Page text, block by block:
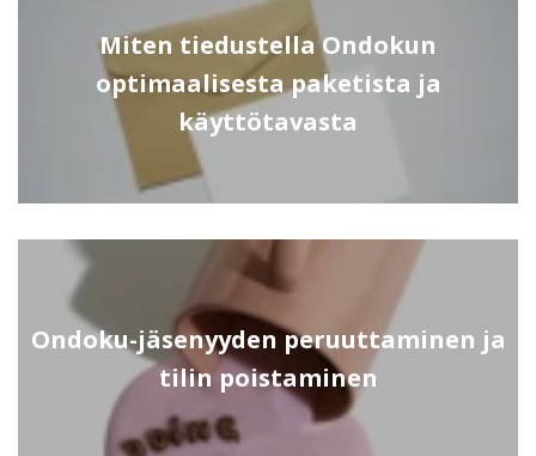
Miten tiedustella Ondokun
optimaalisesta paketista ja
käyttötavasta
Ondoku-jäsenyyden peruuttaminen ja
tilin poistaminen